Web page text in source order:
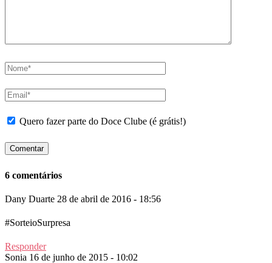
Quero fazer parte do Doce Clube (é grátis!)
6 comentários
Dany Duarte 28 de abril de 2016 - 18:56
#SorteioSurpresa
Responder
Sonia 16 de junho de 2015 - 10:02